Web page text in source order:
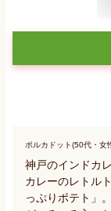
ポルカドット(50代・女
神戸のインドカ
カレーのレトル
っぷりポテト」